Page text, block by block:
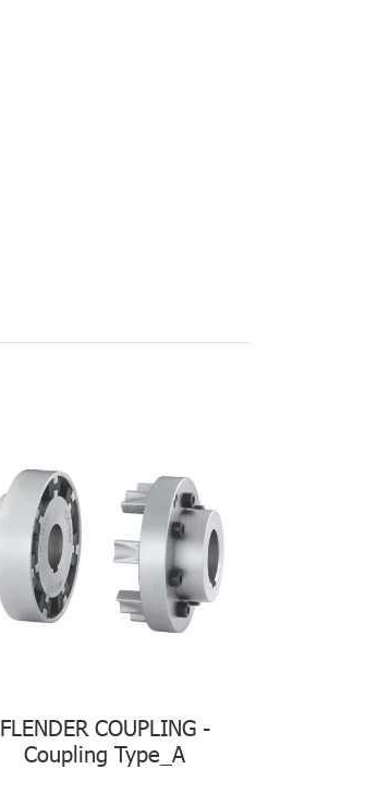
FLENDER COUPLING -
Coupling Type_A